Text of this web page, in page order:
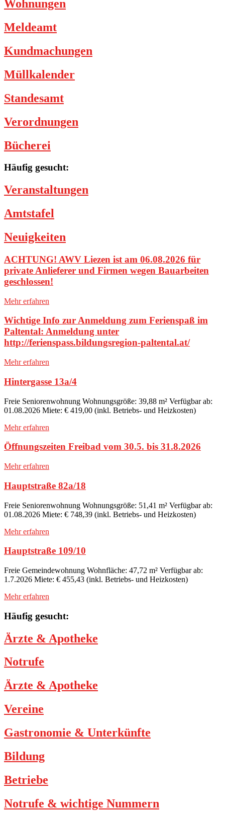
Wohnungen
Meldeamt
Kundmachungen
Müllkalender
Standesamt
Verordnungen
Bücherei
Häufig gesucht:
Veranstaltungen
Amtstafel
Neuigkeiten
ACHTUNG! AWV Liezen ist am 06.08.2026 für
private Anlieferer und Firmen wegen Bauarbeiten
geschlossen!
Mehr erfahren
Wichtige Info zur Anmeldung zum Ferienspaß im
Paltental: Anmeldung unter
http://ferienspass.bildungsregion-paltental.at/
Mehr erfahren
Hintergasse 13a/4
Freie Seniorenwohnung Wohnungsgröße: 39,88 m² Verfügbar ab:
01.08.2026 Miete: € 419,00 (inkl. Betriebs- und Heizkosten)
Mehr erfahren
Öffnungszeiten Freibad vom 30.5. bis 31.8.2026
Mehr erfahren
Hauptstraße 82a/18
Freie Seniorenwohnung Wohnungsgröße: 51,41 m² Verfügbar ab:
01.08.2026 Miete: € 748,39 (inkl. Betriebs- und Heizkosten)
Mehr erfahren
Hauptstraße 109/10
Freie Gemeindewohnung Wohnfläche: 47,72 m² Verfügbar ab:
1.7.2026 Miete: € 455,43 (inkl. Betriebs- und Heizkosten)
Mehr erfahren
Häufig gesucht:
Ärzte & Apotheke
Notrufe
Ärzte & Apotheke
Vereine
Gastronomie & Unterkünfte
Bildung
Betriebe
Notrufe & wichtige Nummern